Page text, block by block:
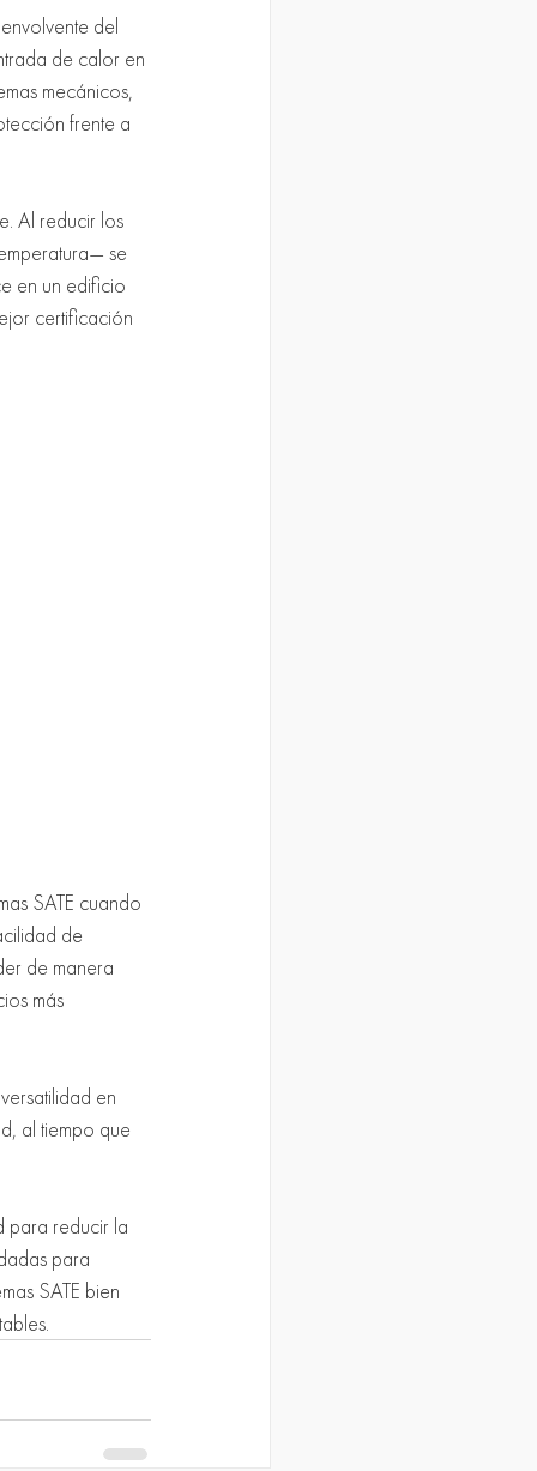
del
de calor en
mecánicos,
frente a
Al reducir los
se
en un edificio
certificación
SATE cuando
de
de manera
más
en
al tiempo que
para reducir la
para
SATE bien